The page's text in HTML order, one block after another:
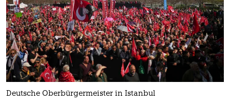
Deutsche Oberbürgermeister in Istanbul